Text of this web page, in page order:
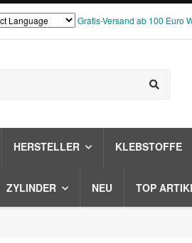
Gratis-Versand ab 100 Euro
HERSTELLER KLEBSTOFFE
ZYLINDER NEU TOP